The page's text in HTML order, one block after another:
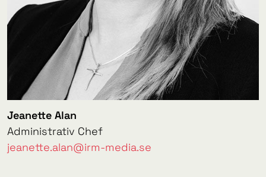
Jeanette Alan
Administrativ Chef
jeanette.alan@irm-media.se